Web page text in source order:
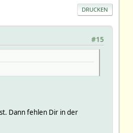
DRUCKEN
#15
Dann fehlen Dir in der